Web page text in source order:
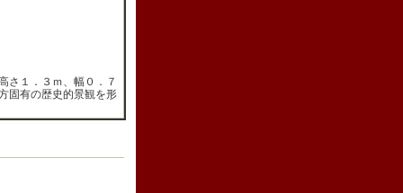
さ１．３ｍ、幅０．７
固有の歴史的景観を形